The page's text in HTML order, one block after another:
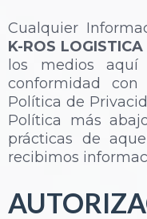
Cualquier
K-ROS
los medios aquí
conformidad
Política de
Política más
prácticas de
recibimos